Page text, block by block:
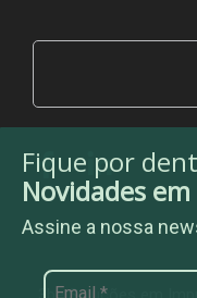
Fique por
Novidades
Assine a nossa